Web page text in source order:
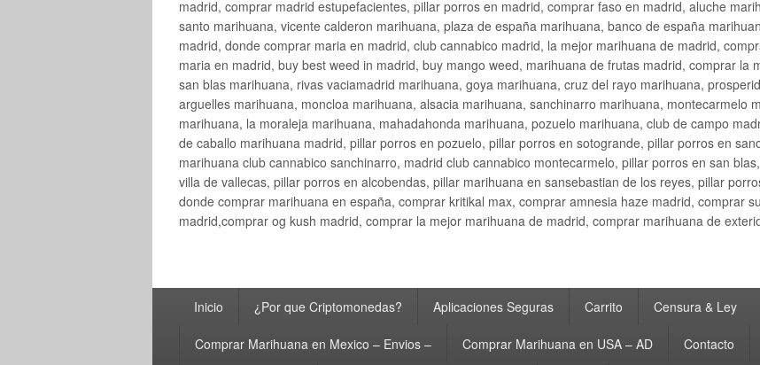
madrid, comprar madrid estupefacientes, pillar porros en madrid, comprar faso en madrid, aluche
santo marihuana, vicente calderon marihuana, plaza de españa marihuana, banco de españa
madrid, donde comprar maria en madrid, club cannabico madrid, la mejor marihuana de madrid,
maria en madrid, buy best weed in madrid, buy mango weed, marihuana de frutas madrid, comprar la
san blas marihuana, rivas vaciamadrid marihuana, goya marihuana, cruz del rayo marihuana,
arguelles marihuana, moncloa marihuana, alsacia marihuana, sanchinarro marihuana, montecarmelo
marihuana, la moraleja marihuana, mahadahonda marihuana, pozuelo marihuana, club de campo
de caballo marihuana madrid, pillar porros en pozuelo, pillar porros en sotogrande, pillar porros en
marihuana club cannabico sanchinarro, madrid club cannabico montecarmelo, pillar porros en san
villa de vallecas, pillar porros en alcobendas, pillar marihuana en sansebastian de los reyes, pillar
donde comprar marihuana en españa, comprar kritikal max, comprar amnesia haze madrid, comprar
madrid,comprar og kush madrid, comprar la mejor marihuana de madrid, comprar marihuana de
principalInicio ¿Por que Criptomonedas? Aplicaciones Seguras Carrito Censura & Ley
Comprar Marihuana en Mexico – Envios – Comprar Marihuana en USA – AD Contacto